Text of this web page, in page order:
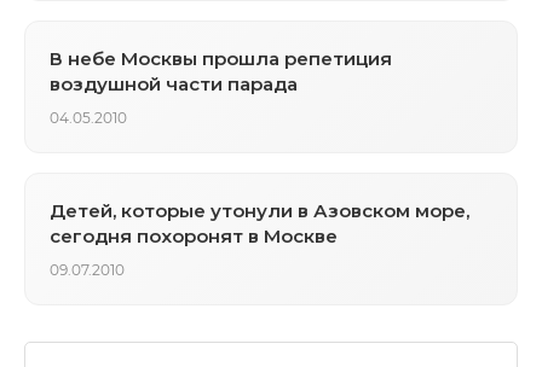
В небе Москвы прошла репетиция
воздушной части парада
04.05.2010
Детей, которые утонули в Азовском море,
сегодня похоронят в Москве
09.07.2010